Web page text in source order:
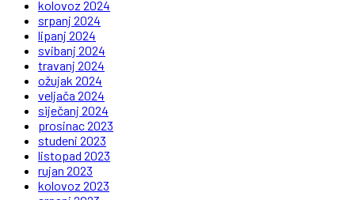
kolovoz 2024
srpanj 2024
lipanj 2024
svibanj 2024
travanj 2024
ožujak 2024
veljača 2024
siječanj 2024
prosinac 2023
studeni 2023
listopad 2023
rujan 2023
kolovoz 2023